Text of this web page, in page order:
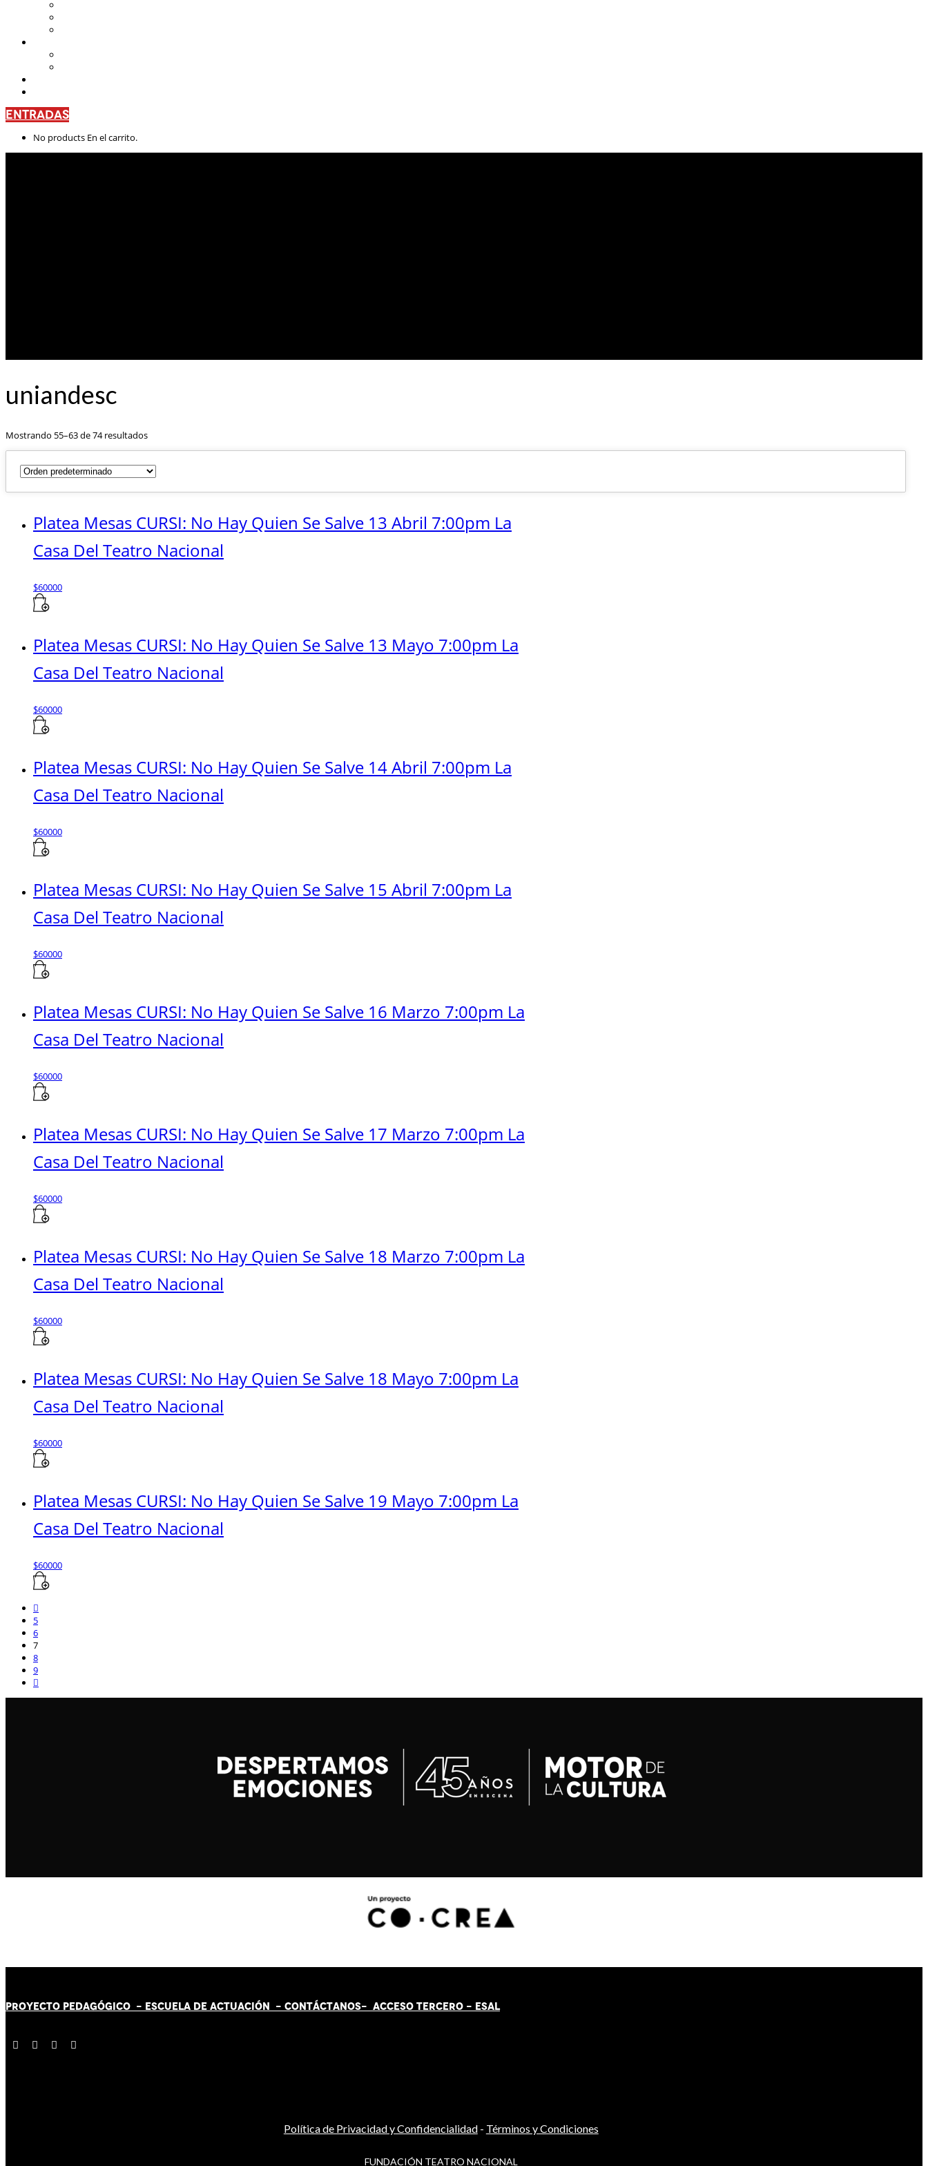
ENTRADAS
No products En el carrito.
uniandesc
Mostrando 55–63 de 74 resultados
Platea Mesas CURSI: No Hay Quien Se Salve 13 Abril 7:00pm La
Casa Del Teatro Nacional
$60000
Platea Mesas CURSI: No Hay Quien Se Salve 13 Mayo 7:00pm La
Casa Del Teatro Nacional
$60000
Platea Mesas CURSI: No Hay Quien Se Salve 14 Abril 7:00pm La
Casa Del Teatro Nacional
$60000
Platea Mesas CURSI: No Hay Quien Se Salve 15 Abril 7:00pm La
Casa Del Teatro Nacional
$60000
Platea Mesas CURSI: No Hay Quien Se Salve 16 Marzo 7:00pm La
Casa Del Teatro Nacional
$60000
Platea Mesas CURSI: No Hay Quien Se Salve 17 Marzo 7:00pm La
Casa Del Teatro Nacional
$60000
Platea Mesas CURSI: No Hay Quien Se Salve 18 Marzo 7:00pm La
Casa Del Teatro Nacional
$60000
Platea Mesas CURSI: No Hay Quien Se Salve 18 Mayo 7:00pm La
Casa Del Teatro Nacional
$60000
Platea Mesas CURSI: No Hay Quien Se Salve 19 Mayo 7:00pm La
Casa Del Teatro Nacional
$60000
5
6
7
8
9
PROYECTO PEDAGÓGICO - ESCUELA DE ACTUACIÓN - CONTÁCTANOS- ACCESO TERCERO - ESAL
Política de Privacidad y Confidencialidad- Términos y Condiciones
FUNDACIÓN TEATRO NACIONAL